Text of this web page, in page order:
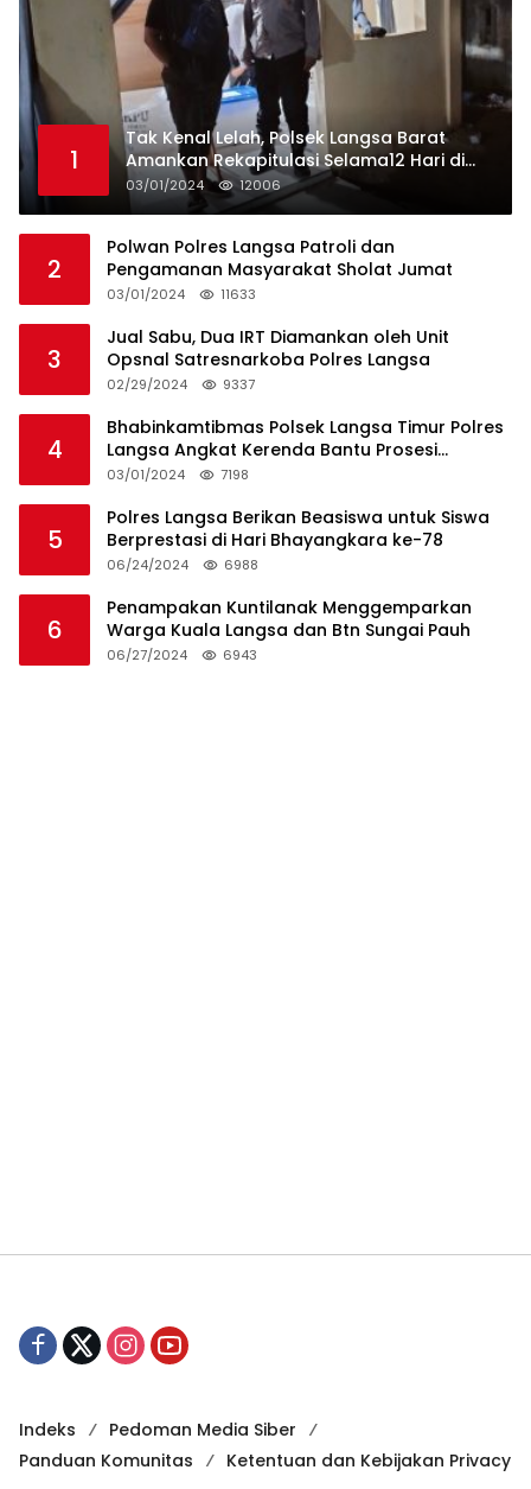
1
Tak Kenal Lelah, Polsek Langsa Barat
Amankan Rekapitulasi Selama12 Hari di
Kecamatan Baro
03/01/2024 12006
2
Polwan Polres Langsa Patroli dan
Pengamanan Masyarakat Sholat Jumat
03/01/2024 11633
3
Jual Sabu, Dua IRT Diamankan oleh Unit
Opsnal Satresnarkoba Polres Langsa
02/29/2024 9337
4
Bhabinkamtibmas Polsek Langsa Timur Polres
Langsa Angkat Kerenda Bantu Prosesi
Pemakaman Warga
03/01/2024 7198
5
Polres Langsa Berikan Beasiswa untuk Siswa
Berprestasi di Hari Bhayangkara ke-78
06/24/2024 6988
6
Penampakan Kuntilanak Menggemparkan
Warga Kuala Langsa dan Btn Sungai Pauh
06/27/2024 6943
Indeks
Pedoman Media Siber
Panduan Komunitas
Ketentuan dan Kebijakan Privacy